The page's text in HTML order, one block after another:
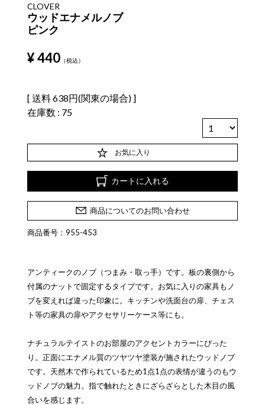
CLOVER
ウッドエナメルノブ
ピンク
¥440 税込
送料638円(関東の場合)
在庫数
75
お気に入り
カートに入れる
商品についてのお問い合わせ
商品番号：955-453
アンティークのノブ（つまみ・取っ手）です。板の裏側から
付属のナットで固定するタイプです。お気に入りの家具もノ
ブを変えれば違った印象に。キッチンや洗面台の扉、チェス
ト等の家具の扉やアクセサリーケース等にも。
ナチュラルテイストのお部屋のアクセントカラーにぴった
り。正面にエナメル質のツヤツヤ塗装が施されたウッドノブ
です。天然木で作られているため1点1点の表情が違うのもウ
ッドノブの魅力。指で触れたときにざらざらとした木目の風
合いを感じます。